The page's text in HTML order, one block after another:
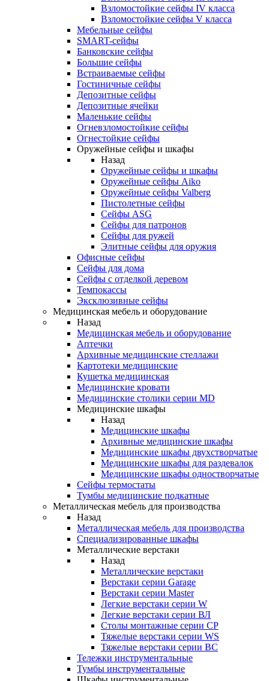
Взломостойкие сейфы IV класса
Взломостойкие сейфы V класса
Мебельные сейфы
SMART-сейфы
Банковские сейфы
Большие сейфы
Встраиваемые сейфы
Гостиничные сейфы
Депозитные сейфы
Депозитные ячейки
Маленькие сейфы
Огневзломостойкие сейфы
Огнестойкие сейфы
Оружейные сейфы и шкафы
Назад
Оружейные сейфы и шкафы
Оружейные сейфы Aiko
Оружейные сейфы Valberg
Пистолетные сейфы
Сейфы ASG
Сейфы для патронов
Сейфы для ружей
Элитные сейфы для оружия
Офисные сейфы
Сейфы для дома
Сейфы с отделкой деревом
Темпокассы
Эксклюзивные сейфы
Медицинская мебель и оборудование
Назад
Медицинская мебель и оборудование
Аптечки
Архивные медицинские стеллажи
Картотеки медицинские
Кушетка медицинская
Медицинские кровати
Медицинские столики серии MD
Медицинские шкафы
Назад
Медицинские шкафы
Архивные медицинские шкафы
Медицинские шкафы двухстворчатые
Медицинские шкафы для раздевалок
Медицинские шкафы одностворчатые
Сейфы термостаты
Тумбы медицинские подкатные
Металлическая мебель для производства
Назад
Металлическая мебель для производства
Cпециализированные шкафы
Металлические верстаки
Назад
Металлические верстаки
Верстаки серии Garage
Верстаки серии Master
Легкие верстаки серии W
Легкие верстаки серии ВЛ
Столы монтажные серии СР
Тяжелые верстаки серии WS
Тяжелые верстаки серии ВС
Тележки инструментальные
Тумбы инструментальные